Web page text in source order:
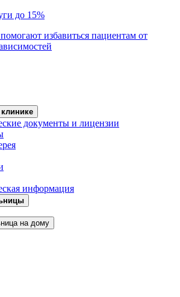
до 15%
избавиться пациентам от
документы и лицензии
информация
на дому